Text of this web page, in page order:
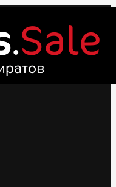
все включено, отдых на
туров.
сайт Тур Сейл